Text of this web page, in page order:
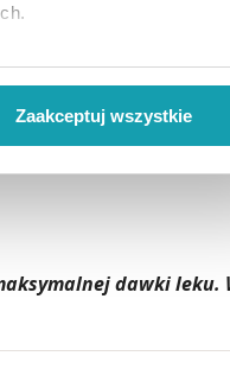
wiąże się zbieranie
z brakiem dostępu do
Zaakceptuj wszystkie
różnych chorób. Ze
dawki